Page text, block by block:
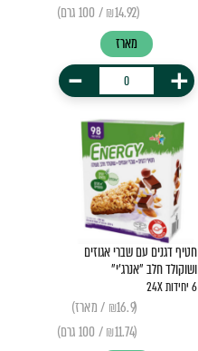
(₪14.92 / 100 גרם)
מארז
+
-
חטיף דגנים עם שברי אגוזים
ושוקולד חלב ״אנרג׳י״
6 יחידות 24X
(₪16.9 / מארז)
(₪11.74 / 100 גרם)